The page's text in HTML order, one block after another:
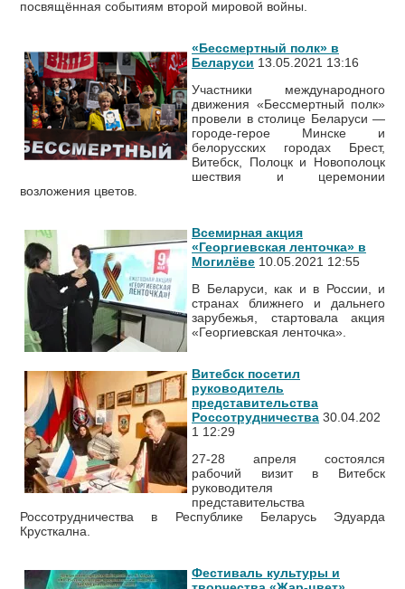
посвящённая событиям второй мировой войны.
«Бессмертный полк» в
Беларуси 13.05.2021 13:16
Участники международного
движения «Бессмертный полк»
провели в столице Беларуси —
городе-герое Минске и
белорусских городах Брест,
Витебск, Полоцк и Новополоцк
шествия и церемонии
возложения цветов.
Всемирная акция
«Георгиевская ленточка» в
Могилёве 10.05.2021 12:55
В Беларуси, как и в России, и
странах ближнего и дальнего
зарубежья, стартовала акция
«Георгиевская ленточка».
Витебск посетил
руководитель
представительства
Россотрудничества 30.04.202
1 12:29
27-28 апреля состоялся
рабочий визит в Витебск
руководителя
представительства
Россотрудничества в Республике Беларусь Эдуарда
Крусткална.
Фестиваль культуры и